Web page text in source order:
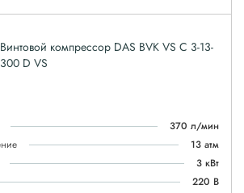
Винтовой компрессор DAS BVK VS C 3-13-
300 D VS
370 л/мин
13 атм
3 кВт
220 В